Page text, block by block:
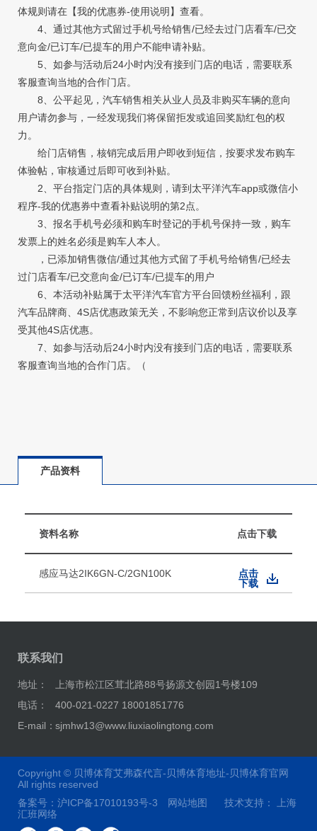
体规则请在【我的优惠券-使用说明】查看。
4、通过其他方式留过手机号给销售/已经去过门店看车/已交
意向金/已订车/已提车的用户不能申请补贴。
5、如参与活动后24小时内没有接到门店的电话，需要联系
客服查询当地的合作门店。
8、公平起见，汽车销售相关从业人员及非购买车辆的意向
用户请勿参与，一经发现我们将保留拒发或追回奖励红包的权
力。
给门店销售，核销完成后用户即收到短信，按要求发布购车
体验帖，审核通过后即可收到补贴。
2、平台指定门店的具体规则，请到太平洋汽车app或微信小
程序-我的优惠券中查看补贴说明的第2点。
3、报名手机号必须和购车时登记的手机号保持一致，购车
发票上的姓名必须是购车人本人。
，已添加销售微信/通过其他方式留了手机号给销售/已经去
过门店看车/已交意向金/已订车/已提车的用户
6、本活动补贴属于太平洋汽车官方平台回馈粉丝福利，跟
汽车品牌商、4S店优惠政策无关，不影响您正常到店议价以及享
受其他4S店优惠。
7、如参与活动后24小时内没有接到门店的电话，需要联系
客服查询当地的合作门店。（
产品资料
资料名称 点击下载
感应马达2IK6GN-C/2GN100K
点击
下载
联系我们
地址：
上海市松江区茸北路88号扬源文创园1号楼109
电话：
400-021-0227 18001851776
E-mail：sjmhw13@www.liuxiaolingtong.com
Copyright © 贝博体育艾弗森代言-贝博体育地址-贝博体育官网
All rights reserved
备案号： 沪ICP备17010193号-3 网站地图 技术支持：
上海
汇班网络